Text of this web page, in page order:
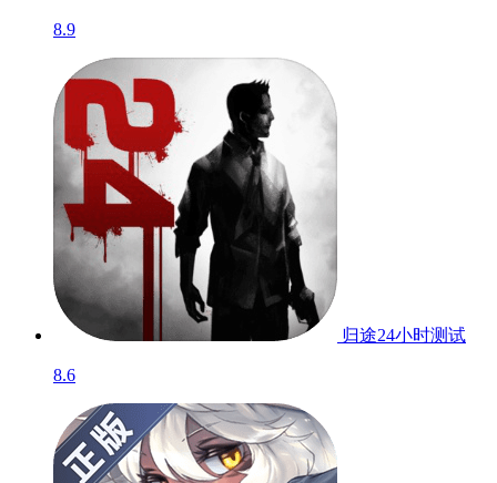
8.9
归途24小时测试
8.6